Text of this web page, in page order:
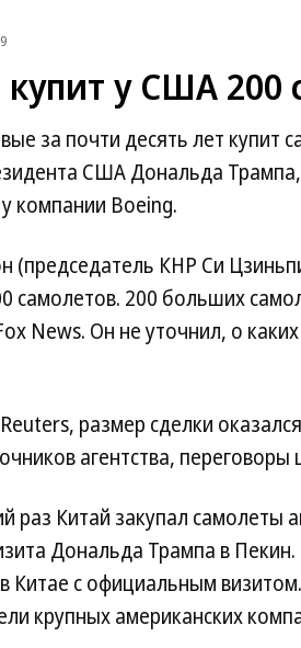
у США 200
за почти десять лет купит
США Дональда Трампа,
компании Boeing.
(председатель КНР Си
самолетов. 200 больших
News. Он не уточнил, о
размер сделки
агентства,
раз Китай закупал самолеты
Дональда Трампа в
Китае с официальным
крупных американских